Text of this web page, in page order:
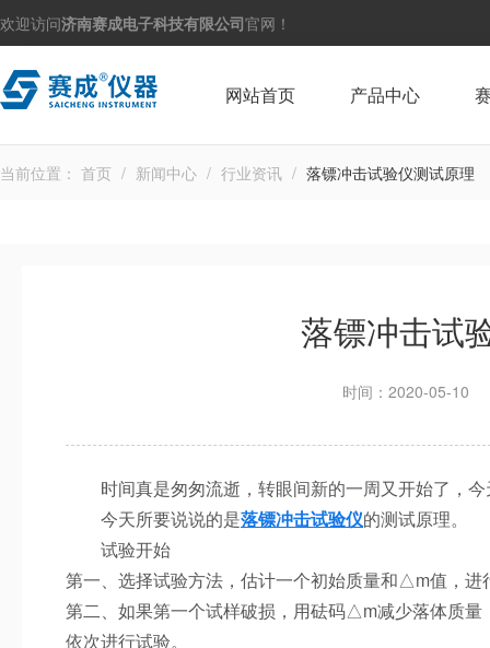
欢迎访问济南赛成电子科技有限公司官网！
网站首页 产品中心
当前位置： 首页 / 新闻中心 / 行业资讯 / 落镖冲击试验仪测试原理
落镖冲击试
时间：2020-05-10
时间真是匆匆流逝，转眼间新的一周又开始了，今
今天所要说说的是落镖冲击试验仪的测试原理。
试验开始
第一、选择试验方法，估计一个初始质量和△m值，进
第二、如果第一个试样破损，用砝码△m减少落体质
依次进行试验。